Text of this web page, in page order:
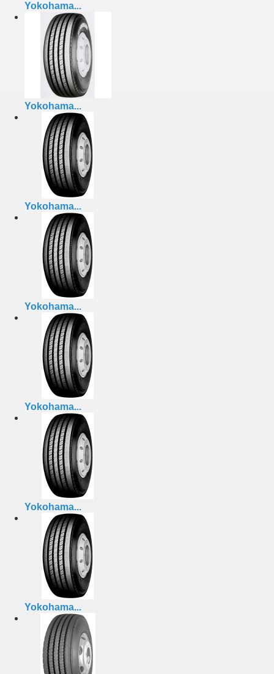
Yokohama...
Yokohama...
Yokohama...
Yokohama...
Yokohama...
Yokohama...
Yokohama...